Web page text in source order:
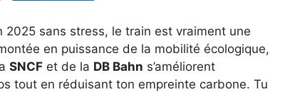
sans stress, le train est vraiment une
en puissance de la mobilité écologique,
SNCF et de la DB Bahn s’améliorent
tout en réduisant ton empreinte carbone. Tu